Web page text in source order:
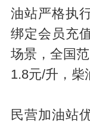
油站严格执
绑定会员充
场景，全国
1.8元/升，柴
民营加油站